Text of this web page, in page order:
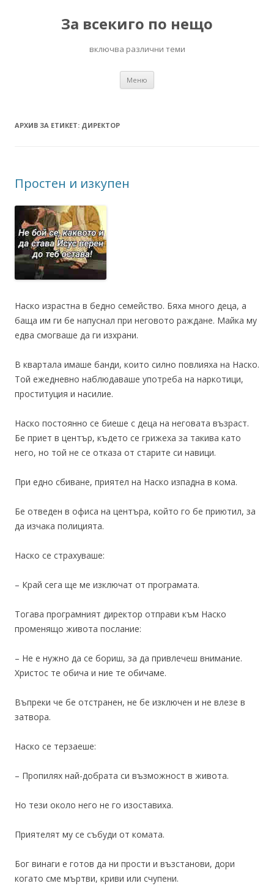
За всекиго по нещо
включва различни теми
Меню
АРХИВ ЗА ЕТИКЕТ: ДИРЕКТОР
Простен и изкупен
Наско израстна в бедно семейство. Бяха много деца, а
баща им ги бе напуснал при неговото раждане. Майка му
едва смогваше да ги изхрани.
В квартала имаше банди, които силно повлияха на Наско.
Той ежедневно наблюдаваше употреба на наркотици,
проституция и насилие.
Наско постоянно се биеше с деца на неговата възраст.
Бе приет в център, където се грижеха за такива като
него, но той не се отказа от старите си навици.
При едно сбиване, приятел на Наско изпадна в кома.
Бе отведен в офиса на центъра, който го бе приютил, за
да изчака полицията.
Наско се страхуваше:
– Край сега ще ме изключат от програмата.
Тогава програмният директор отправи към Наско
променящо живота послание:
– Не е нужно да се бориш, за да привлечеш внимание.
Христос те обича и ние те обичаме.
Въпреки че бе отстранен, не бе изключен и не влезе в
затвора.
Наско се терзаеше:
– Пропилях най-добрата си възможност в живота.
Но тези около него не го изоставиха.
Приятелят му се събуди от комата.
Бог винаги е готов да ни прости и възстанови, дори
когато сме мъртви, криви или счупени.